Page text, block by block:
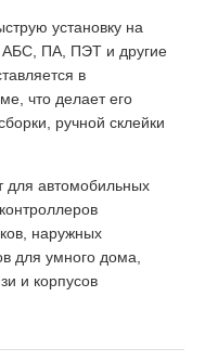
установку на
АБС, ПА, ПЭТ и другие
в
что делает его
ручной склейки
для автомобильных
наружных
для умного дома,
и корпусов